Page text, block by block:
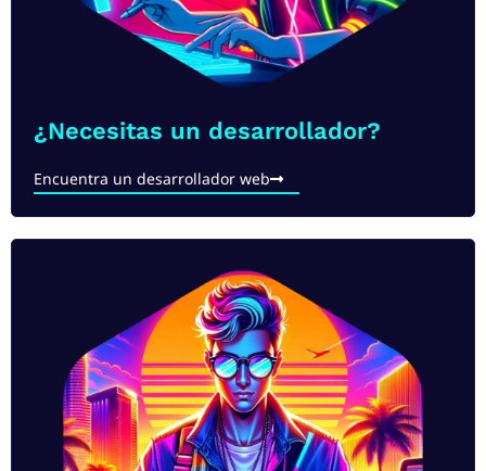
¿Necesitas un desarrollador?
Encuentra un desarrollador web